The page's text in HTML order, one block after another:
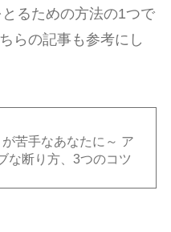
るための方法の1つで
らの記事も参考にし
が苦手なあなたに～ ア
な断り方、3つのコツ